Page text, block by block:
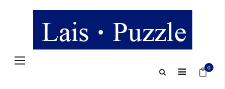
Navigation
0